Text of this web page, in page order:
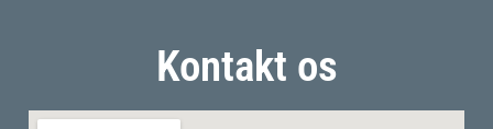
Kontakt os